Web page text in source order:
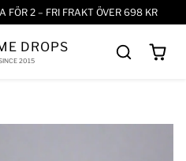
FÖR 2 – FRI FRAKT ÖVER 698 KR
DROPS
2015